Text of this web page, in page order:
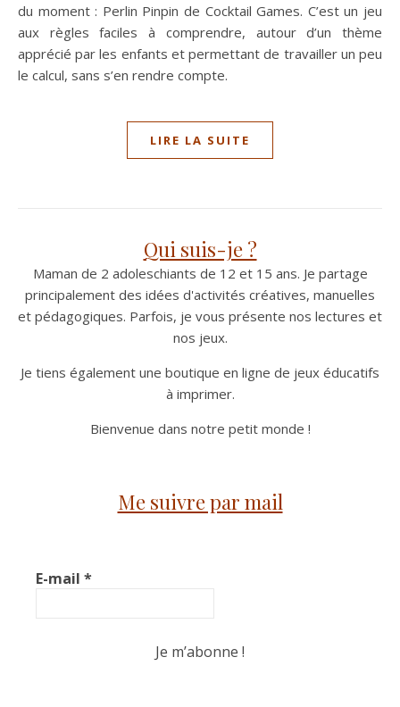
du moment : Perlin Pinpin de Cocktail Games. C’est un jeu
aux règles faciles à comprendre, autour d’un thème
apprécié par les enfants et permettant de travailler un peu
le calcul, sans s’en rendre compte.
LIRE LA SUITE
Qui suis-je ?
Maman de 2 adoleschiants de 12 et 15 ans. Je partage
principalement des idées d'activités créatives, manuelles
et pédagogiques. Parfois, je vous présente nos lectures et
nos jeux.
Je tiens également une boutique en ligne de jeux éducatifs
à imprimer.
Bienvenue dans notre petit monde !
Me suivre par mail
E-mail *